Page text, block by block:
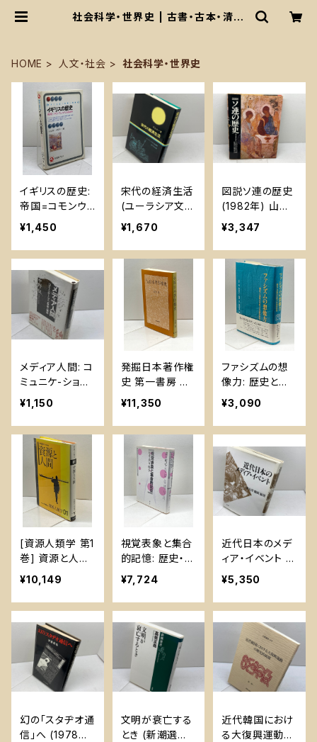
社会科学・世界史 | 古書・古本・清泉
HOME 人文・社会 社会科学・世界史
イギリスの歴史:
帝国=コモンウェ
ルスのあゆみ
(有斐閣アルマ
世界に出会う各
斐閣 川北 稔
¥1,450
宋代の経済生活
(ユーラシア文化
史選書) 吉川弘
文館 河上光一
¥1,670
図説ソ連の歴史
(1982年) 山川
出版社 コンスタ
ンチン・タルノフ
スキイ
¥3,347
メディア人間: コ
ミュニケ-ション
革命の構造 勁
草書房 中野 収
¥1,150
発掘日本著作権
史 第一書房 吉
村 保
¥11,350
ファシズムの想
像力: 歴史と記
憶の比較文化論
的研究 人文書
院 小岸 昭
¥3,090
[資源人類学 第1
巻] 資源と人間
(資源人類学 1)
弘文堂 内堀 基
光
¥10,149
視覚表象と集合
的記憶: 歴史・現
在・戦争 (一橋
大学大学院社会
学研究科先端課
社 荒又 美陽
¥7,724
近代日本のメデ
ィア・イベント 同
文舘出版 津金
澤 聰廣
¥5,350
幻の「スタヂオ通
信」へ (1978年)
文明が衰亡する
とき (新潮選書)
近代韓国におけ
る大復興運動の